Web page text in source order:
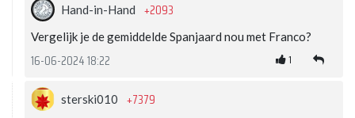
Hand-in-Hand +2093
Vergelijk je de gemiddelde Spanjaard nou met Franco?
16-06-2024 18:22 1
sterski010 +7379